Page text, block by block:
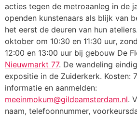
acties tegen de metroaanleg in de
openden kunstenaars als blijk van
het eerst de deuren van hun
oktober om 10:30 en 11:30 uur,
12:00 en 13:00 uur bij gebouw De
Nieuwmarkt 77. De wandeling
expositie in de Zuiderkerk. Kosten:
informatie en aanmelden:
meeinmokum@gildeamsterdam.nl.
naam, telefoonnummer,